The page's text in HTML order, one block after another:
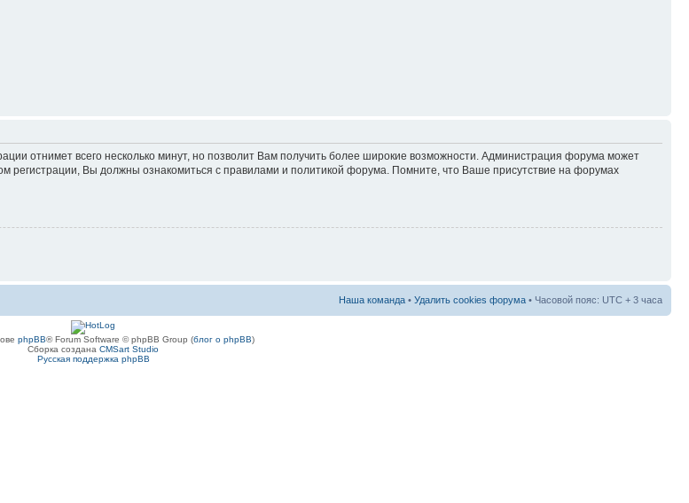
отнимет всего несколько минут, но позволит Вам получить более широкие возможности. Администрация форума может
регистрации, Вы должны ознакомиться с правилами и политикой форума. Помните, что Ваше присутствие на форумах
Наша команда • Удалить cookies форума • Часовой пояс: UTC + 3 часа
phpBB® Forum Software © phpBB Group (блог о phpBB)
Сборка создана CMSart Studio
Русская поддержка phpBB